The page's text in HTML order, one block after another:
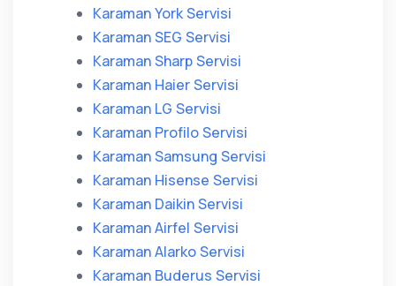
Karaman York Servisi
Karaman SEG Servisi
Karaman Sharp Servisi
Karaman Haier Servisi
Karaman LG Servisi
Karaman Profilo Servisi
Karaman Samsung Servisi
Karaman Hisense Servisi
Karaman Daikin Servisi
Karaman Airfel Servisi
Karaman Alarko Servisi
Karaman Buderus Servisi